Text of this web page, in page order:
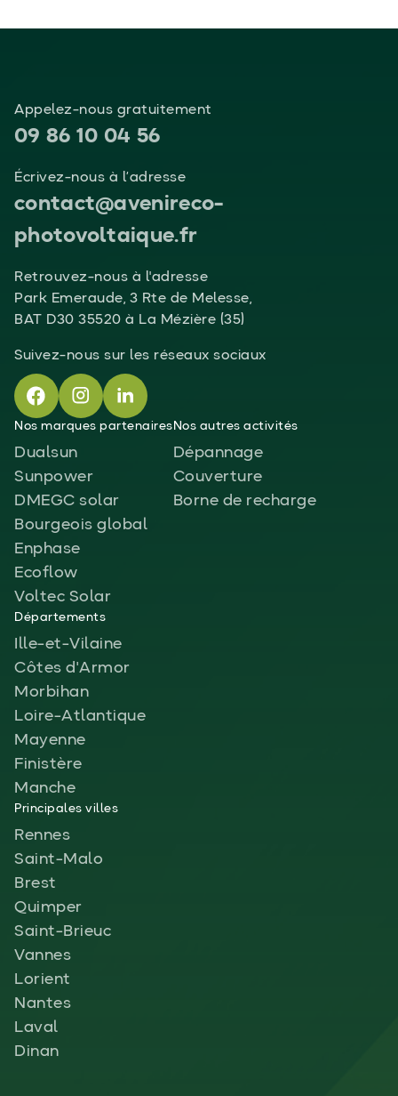
Appelez-nous gratuitement
09 86 10 04 56
Écrivez-nous à l’adresse
contact@avenireco-
photovoltaique.fr
Retrouvez-nous à l'adresse
Park Emeraude, 3 Rte de Melesse,
BAT D30 35520 à La Mézière (35)
Suivez-nous sur les réseaux sociaux
Nos marques partenaires
Dualsun
Sunpower
DMEGC solar
Bourgeois global
Enphase
Ecoflow
Voltec Solar
Nos autres activités
Dépannage
Couverture
Borne de recharge
Départements
Ille-et-Vilaine
Côtes d'Armor
Morbihan
Loire-Atlantique
Mayenne
Finistère
Manche
Principales villes
Rennes
Saint-Malo
Brest
Quimper
Saint-Brieuc
Vannes
Lorient
Nantes
Laval
Dinan